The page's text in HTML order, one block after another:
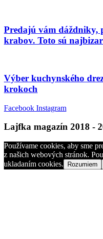
Predajú vám dáždniky,
krabov. Toto sú
Výber kuchynského
krokoch
Facebook Instagram
Lajfka magazín 2018 -
Používame cookies, aby sme
z našich webových stránok.
ukladaním cookies.
Rozumiem